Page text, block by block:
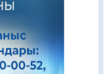
ой-сананың